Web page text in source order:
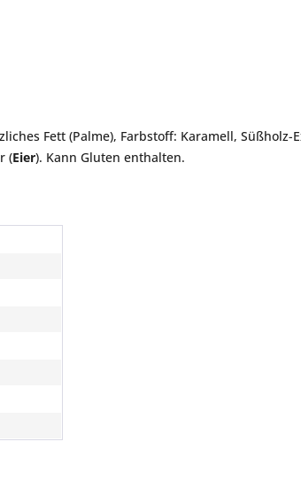
Fett (Palme), Farbstoff: Karamell,
(Eier). Kann Gluten enthalten.